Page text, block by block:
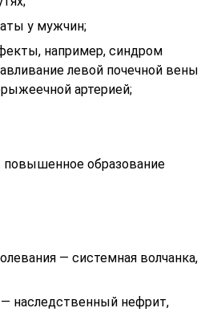
у мужчин;
например, синдром
левой почечной вены
артерией;
повышенное образование
— системная волчанка,
наследственный нефрит,